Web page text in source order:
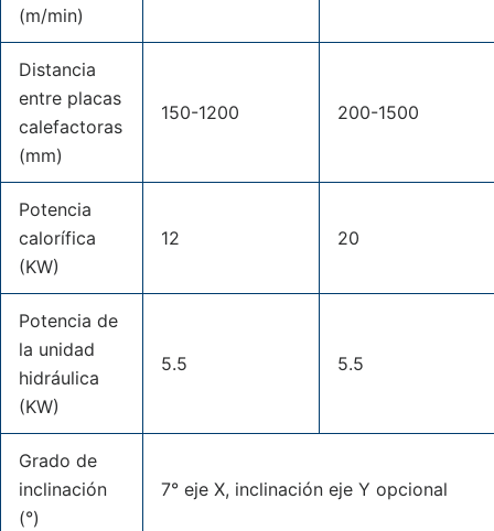
(m/min)
Distancia
entre placas
calefactoras
(mm)
150-1200 200-1500
Potencia
calorífica
(KW)
12 20
Potencia de
la unidad
hidráulica
(KW)
5.5 5.5
Grado de
inclinación
(°)
7° eje X, inclinación eje Y opcional